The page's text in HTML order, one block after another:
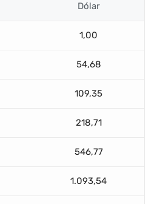
Dólar
1,00
54,68
109,35
218,71
546,77
1.093,54